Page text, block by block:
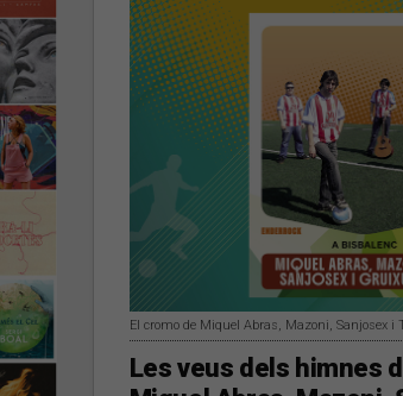
El cromo de Miquel Abras, Mazoni, Sanjosex i
Les veus dels himnes